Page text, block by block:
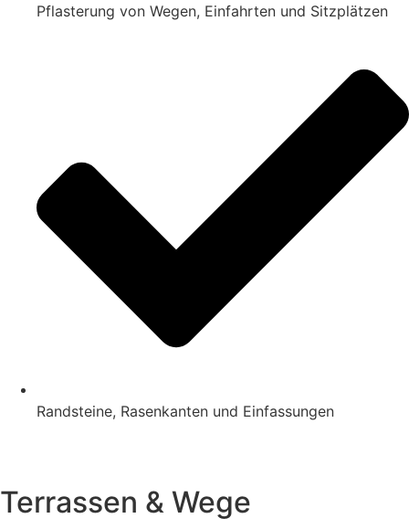
Pflasterung von Wegen, Einfahrten und Sitzplätzen
Randsteine, Rasenkanten und Einfassungen
Terrassen & Wege